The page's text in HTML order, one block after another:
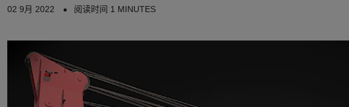
02 9月 2022 阅读时间 1 MINUTES